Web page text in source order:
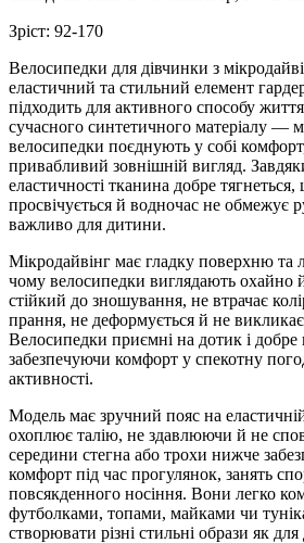
Зріст: 92-170
Велосипедки для дівчинки з
еластичний та стильний елемент
підходить для активного способу
сучасного синтетичного матеріалу —
велосипедки поєднують у собі
привабливий зовнішній вигляд.
еластичності тканина добре тягнеться,
просвічується й водночас не обмежує
важливо для дитини.
Мікродайвінг має гладку поверхню та
чому велосипедки виглядають охайно
стійкий до зношування, не втрачає
прання, не деформується й не
Велосипедки приємні на дотик і добре
забезпечуючи комфорт у спекотну
активності.
Модель має зручний пояс на
охоплює талію, не здавлюючи й не
середини стегна або трохи нижче
комфорт під час прогулянок, занять
повсякденного носіння. Вони легко
футболками, топами, майками чи
створювати різні стильні образи як для